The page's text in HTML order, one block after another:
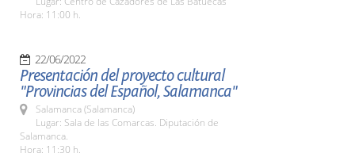
Hora: 11:00 h.
22/06/2022
Presentación del proyecto cultural
"Provincias del Español, Salamanca"
Salamanca (Salamanca)
Lugar: Sala de las Comarcas. Diputación de
Salamanca.
Hora: 11:30 h.